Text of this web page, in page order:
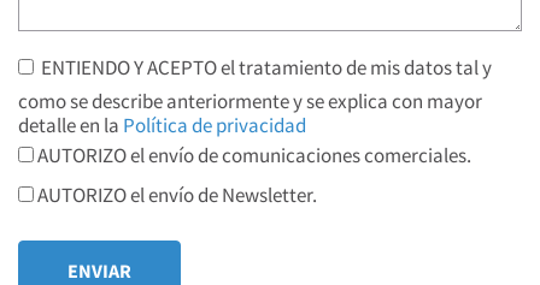
ENTIENDO Y ACEPTO el tratamiento de mis datos tal y
como se describe anteriormente y se explica con mayor
detalle en la Política de privacidad
AUTORIZO el envío de comunicaciones comerciales.
AUTORIZO el envío de Newsletter.